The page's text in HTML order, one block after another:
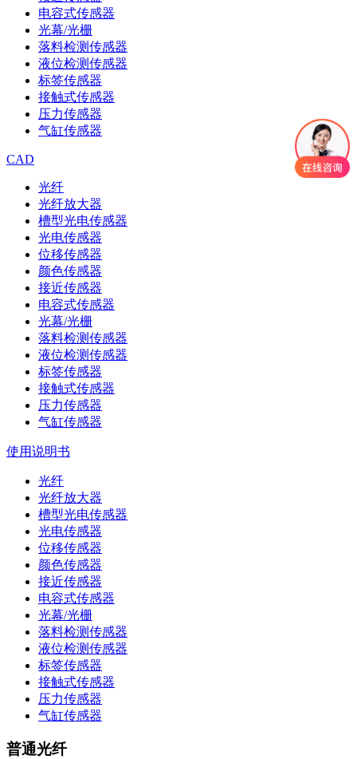
电容式传感器
光幕/光栅
落料检测传感器
液位检测传感器
标签传感器
接触式传感器
压力传感器
气缸传感器
CAD
光纤
光纤放大器
槽型光电传感器
光电传感器
位移传感器
颜色传感器
接近传感器
电容式传感器
光幕/光栅
落料检测传感器
液位检测传感器
标签传感器
接触式传感器
压力传感器
气缸传感器
使用说明书
光纤
光纤放大器
槽型光电传感器
光电传感器
位移传感器
颜色传感器
接近传感器
电容式传感器
光幕/光栅
落料检测传感器
液位检测传感器
标签传感器
接触式传感器
压力传感器
气缸传感器
普通光纤